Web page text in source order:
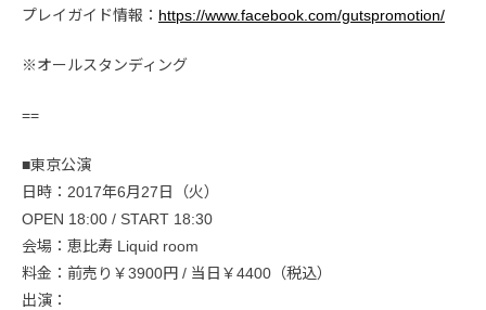
プレイガイド情報： https://www.facebook.com/gutspromotion/
※オールスタンディング
==
■東京公演
日時：2017年6月27日（火）
OPEN 18:00 / START 18:30
会場：恵比寿 Liquid room
料金：前売り￥3900円 / 当日￥4400（税込）
出演：